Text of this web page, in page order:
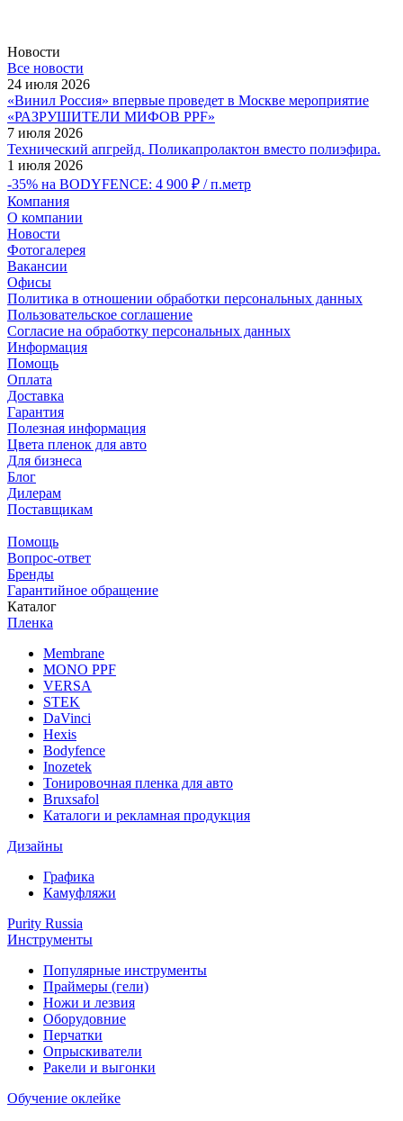
Новости
Все новости
24 июля 2026
«Винил Россия» впервые проведет в Москве мероприятие
«РАЗРУШИТЕЛИ МИФОВ PPF»
7 июля 2026
Технический апгрейд. Поликапролактон вместо полиэфира.
1 июля 2026
-35% на BODYFENCE: 4 900 ₽ / п.метр
Компания
О компании
Новости
Фотогалерея
Вакансии
Офисы
Политика в отношении обработки персональных данных
Пользовательское соглашение
Согласие на обработку персональных данных
Информация
Помощь
Оплата
Доставка
Гарантия
Полезная информация
Цвета пленок для авто
Для бизнеса
Блог
Дилерам
Поставщикам
Помощь
Вопрос-ответ
Бренды
Гарантийное обращение
Каталог
Пленка
Membrane
MONO PPF
VERSA
STEK
DaVinci
Hexis
Bodyfence
Inozetek
Тонировочная пленка для авто
Bruxsafol
Каталоги и рекламная продукция
Дизайны
Графика
Камуфляжи
Purity Russia
Инструменты
Популярные инструменты
Праймеры (гели)
Ножи и лезвия
Оборудовние
Перчатки
Опрыскиватели
Ракели и выгонки
Обучение оклейке